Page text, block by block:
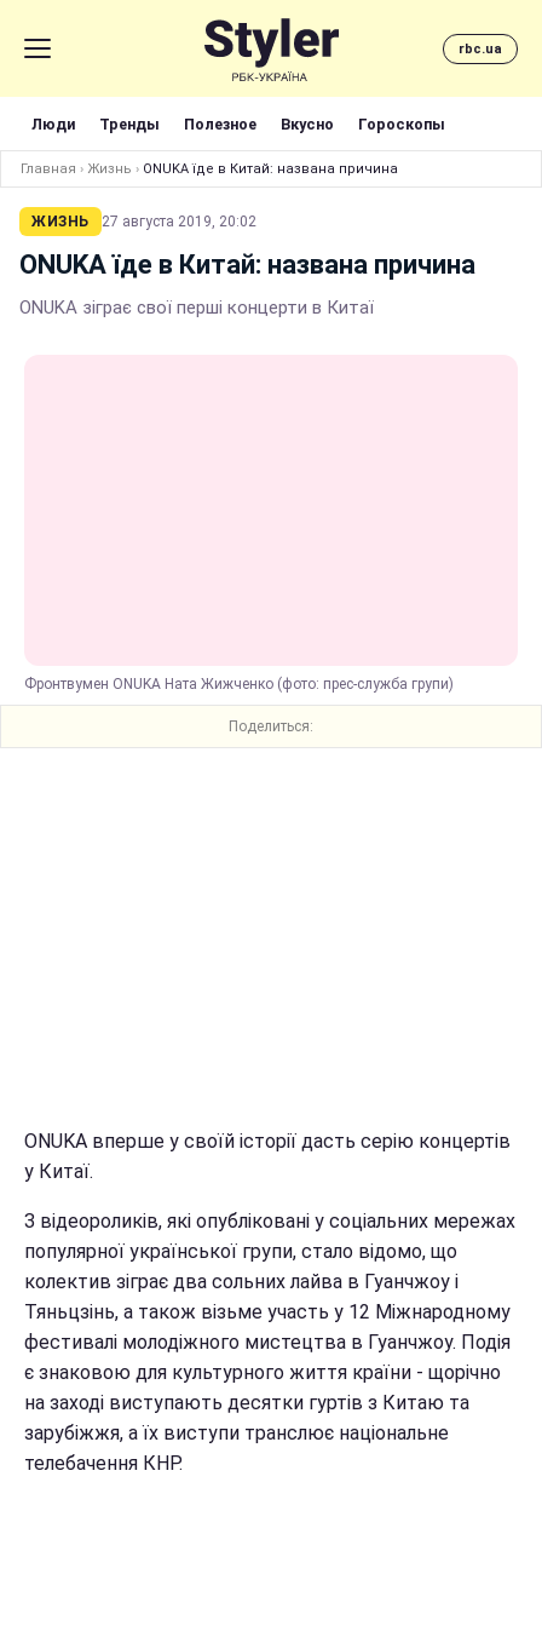
rbc.ua
Люди Тренды Полезное Вкусно Гороскопы
Главная › Жизнь › ONUKA їде в Китай: названа причина
ЖИЗНЬ 27 августа 2019, 20:02
ONUKA їде в Китай: названа причина
ONUKA зіграє свої перші концерти в Китаї
Фронтвумен ONUKA Ната Жижченко (фото: прес-служба групи)
Поделиться:
ONUKA вперше у своїй історії дасть серію концертів
у Китаї.
З відеороликів, які опубліковані у соціальних мережах
популярної української групи, стало відомо, що
колектив зіграє два сольних лайва в Гуанчжоу і
Тяньцзінь, а також візьме участь у 12 Міжнародному
фестивалі молодіжного мистецтва в Гуанчжоу. Подія
є знаковою для культурного життя країни - щорічно
на заході виступають десятки гуртів з Китаю та
зарубіжжя, а їх виступи транслює національне
телебачення КНР.